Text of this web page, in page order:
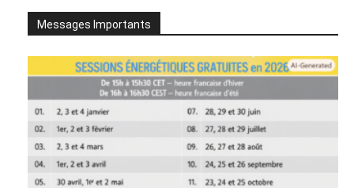
Messages Importants